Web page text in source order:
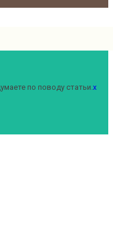
по поводу статьи. x